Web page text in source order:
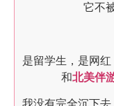
它不
是留学生，是网
和北美伴
我没有完全沉下